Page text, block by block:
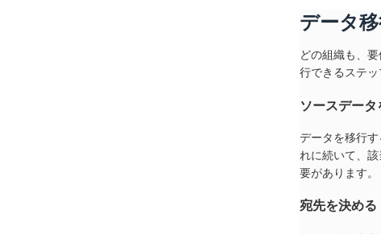
データ
どの組織も、
行できるステッ
ソースデータ
データを移行
れに続いて、
要があります。
宛先を決める